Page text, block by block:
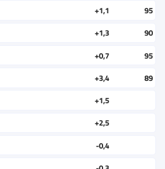
+1,1
95
+1,3
90
+0,7
95
+3,4
89
+1,5
+2,5
-0,4